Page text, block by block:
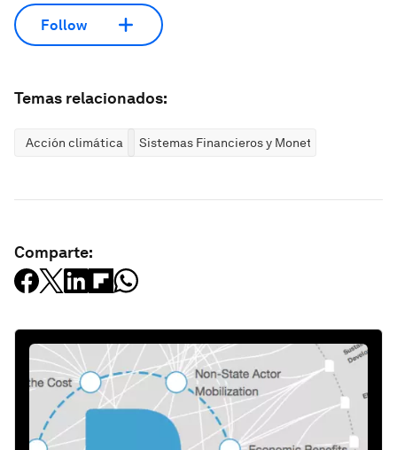
Follow
Temas relacionados:
Acción climática Sistemas Financieros y Monetarios
Comparte: